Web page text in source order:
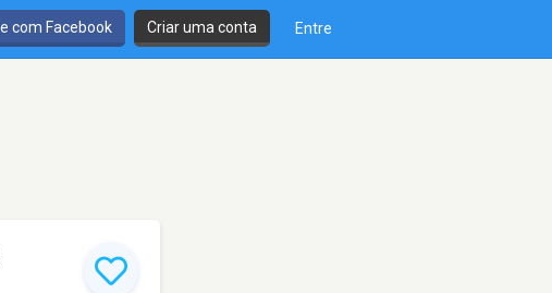
com Facebook Criar uma conta Entre